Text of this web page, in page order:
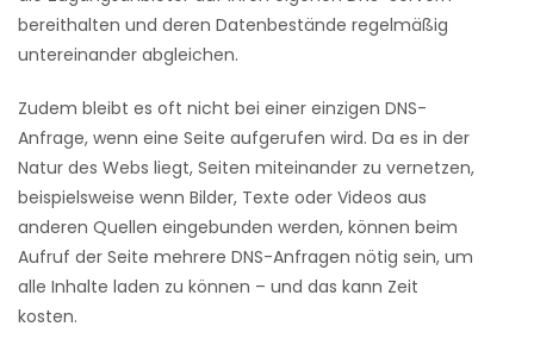
bereithalten und deren Datenbestände regelmäßig
untereinander abgleichen.
Zudem bleibt es oft nicht bei einer einzigen DNS-
Anfrage, wenn eine Seite aufgerufen wird. Da es in der
Natur des Webs liegt, Seiten miteinander zu vernetzen,
beispielsweise wenn Bilder, Texte oder Videos aus
anderen Quellen eingebunden werden, können beim
Aufruf der Seite mehrere DNS-Anfragen nötig sein, um
alle Inhalte laden zu können – und das kann Zeit
kosten.